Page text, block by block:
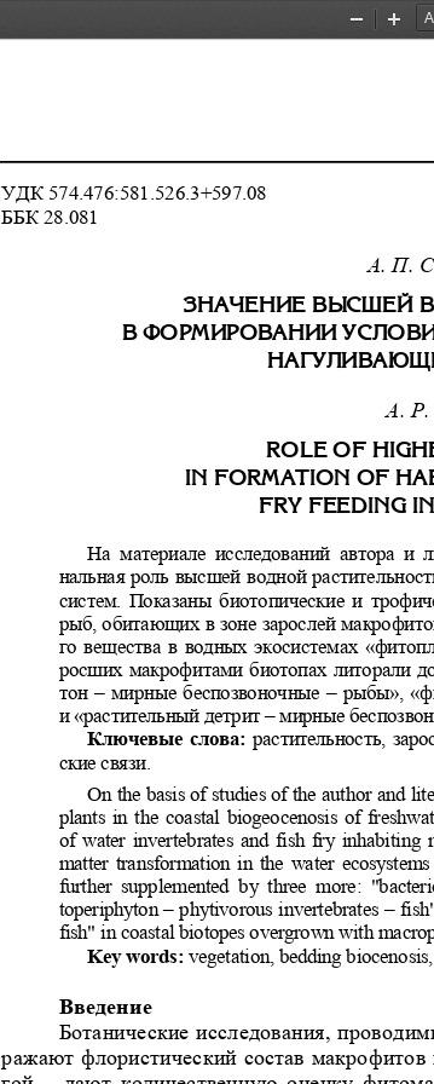
Zoom
Zoom
УДК 574.476:581.526.3+597.08
ББК 28.081
А. П.
ÇÍÀ×ÅÍÈÅ ÂÛÑØÅÉ
Â ÔÎÐÌÈÐÎÂÀÍÈÈ
A.
ROLE OF
IN FORMATION OF
FRY FEEDING
На  материале  исследований  автора  и
нальная роль высшей водной
систем. Показаны биотопические и
рыб, обитающих в зоне зарослей
го вещества в водных экосистемах
росших макрофитами биотопах литорали
тон – мирные беспозвоночные – рыбы»,
и «растительный детрит – мирные
Ключевые слова:
растительность,
ские связи.
On the basis of studies of the author and
plants in the coastal biogeocenosis of
of water invertebrates and fish fry inhabiting
matter transformation in the water
further  supplemented  by  three  more:
toperiphyton – phytivorous invertebrates –
fish" in coastal biotopes overgrown with
Key words: vegetation, bedding
Введение
Ботанические исследования,
ражают флористический состав макрофитов